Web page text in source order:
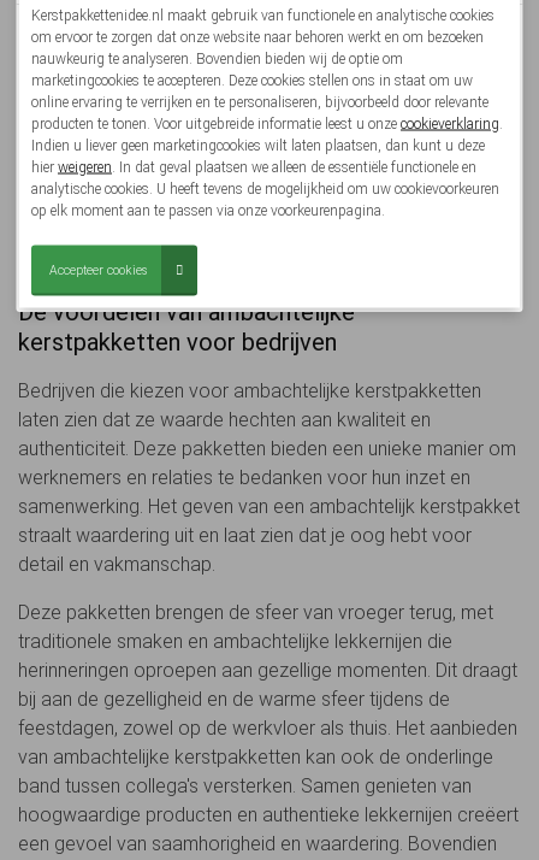
toe, of laat het pakket voorzien van het logo van je bedrijf.
Dit geeft het geschenk een extra speciaal en persoonlijk
tintje.
Het personaliseren van kerstpakketten maakt ze niet alleen
bijzonder, maar ook uniek. Elk pakket kan worden
afgestemd op de specifieke smaak van de ontvangers, met
een selectie van ambachtelijke kerstgeschenken zoals
decoraties.
De voordelen van ambachtelijke
kerstpakketten voor bedrijven
Bedrijven die kiezen voor ambachtelijke kerstpakketten
laten zien dat ze waarde hechten aan kwaliteit en
authenticiteit. Deze pakketten bieden een unieke manier om
werknemers en relaties te bedanken voor hun inzet en
samenwerking. Het geven van een ambachtelijk kerstpakket
straalt waardering uit en laat zien dat je oog hebt voor
detail en vakmanschap.
Deze pakketten brengen de sfeer van vroeger terug, met
traditionele smaken en ambachtelijke lekkernijen die
herinneringen oproepen aan gezellige momenten. Dit draagt
bij aan de gezelligheid en de warme sfeer tijdens de
feestdagen, zowel op de werkvloer als thuis. Het aanbieden
van ambachtelijke kerstpakketten kan ook de onderlinge
band tussen collega's versterken. Samen genieten van
hoogwaardige producten en authentieke lekkernijen creëert
een gevoel van saamhorigheid en waardering. Bovendien
We zijn druk bezig met het online zetten van ons
vernieuwde kerstpakketten aanbod.
Deze staat uiterlijkmaandag 10 augustuslive en is
vanaf dat moment te bestellen.
Met feestelijke groet,
Team:Kerstpakkettenidee.nl
Bekijk collectie
Kerstpakkettenidee.nl maakt gebruik van functionele en analytische cookies
om ervoor te zorgen dat onze website naar behoren werkt en om bezoeken
nauwkeurig te analyseren. Bovendien bieden wij de optie om
marketingcookies te accepteren. Deze cookies stellen ons in staat om uw
online ervaring te verrijken en te personaliseren, bijvoorbeeld door relevante
producten te tonen. Voor uitgebreide informatie leest u onze cookieverklaring
Indien u liever geen marketingcookies wilt laten plaatsen, dan kunt u deze
hier weigeren . In dat geval plaatsen we alleen de essentiële functionele en
analytische cookies. U heeft tevens de mogelijkheid om uw cookievoorkeuren
op elk moment aan te passen via onze voorkeurenpagina.
Accepteer cookies